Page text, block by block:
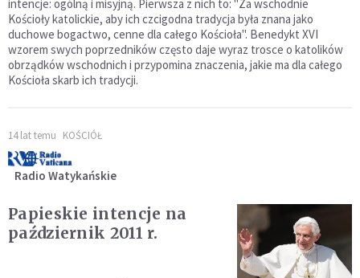
intencje: ogólną i misyjną. Pierwsza z nich to: "Za wschodnie
Kościoły katolickie, aby ich czcigodna tradycja była znana jako
duchowe bogactwo, cenne dla całego Kościoła". Benedykt XVI
wzorem swych poprzedników często daje wyraz trosce o katolików
obrządków wschodnich i przypomina znaczenia, jakie ma dla całego
Kościoła skarb ich tradycji.
14 lat temu KOŚCIÓŁ
Radio Watykańskie
Papieskie intencje na
październik 2011 r.